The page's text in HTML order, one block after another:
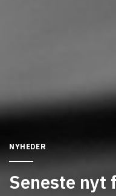
NYHEDER
Seneste nyt